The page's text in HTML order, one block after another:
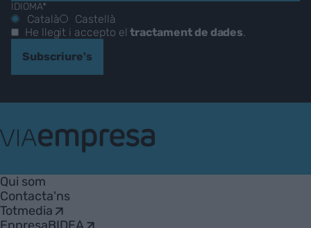
IDIOMA*
Català
Castellà
He llegit i accepto eltractament de dades.
Subscriure's
Empresa
Qui som
Contacta'ns
Totmedia